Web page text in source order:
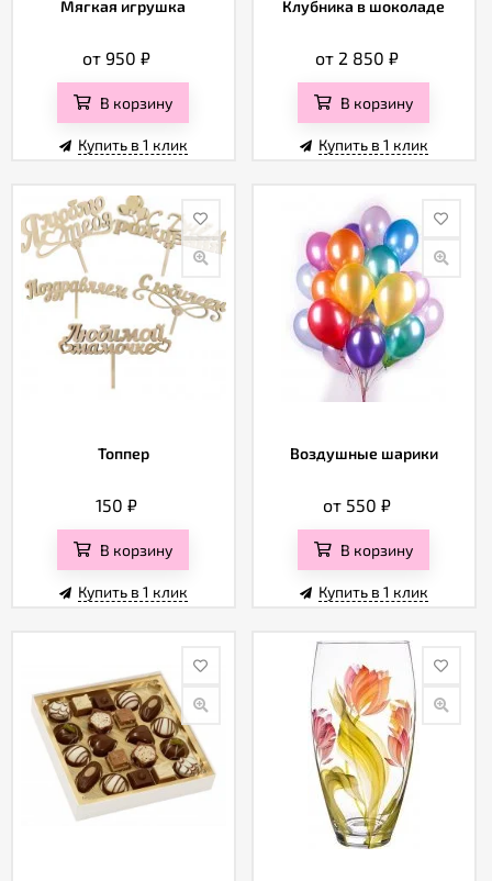
Мягкая игрушка
от 950₽
В корзину
Купить в 1 клик
Клубника в шоколаде
от 2 850₽
В корзину
Купить в 1 клик
Топпер
150₽
В корзину
Купить в 1 клик
Воздушные шарики
от 550₽
В корзину
Купить в 1 клик